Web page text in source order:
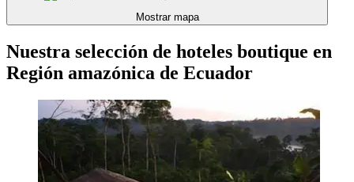
Mostrar mapa
Nuestra selección de hoteles boutique en
Región amazónica de Ecuador